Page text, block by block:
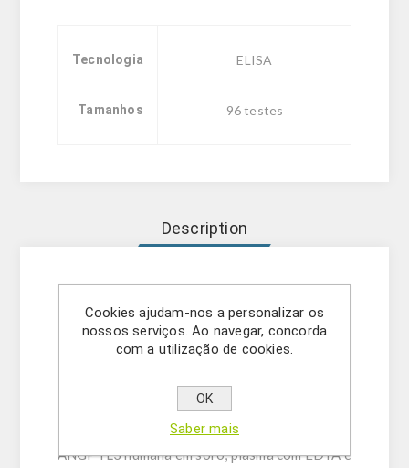
Tecnologia ELISA
Tamanhos 96 testes
Description
quantitativa da ANGPTL3 humana em soro,
plasma com EDTA e sobrenadante de cultura
UTILIZAÇÃO PRETENDIDA:
destina-se à determinação quantitativa da
ANGPTL3 humana em soro, plasma com EDTA e
Cookies ajudam-nos a personalizar os
nossos serviços. Ao navegar, concorda
com a utilização de cookies.
OK
Saber mais